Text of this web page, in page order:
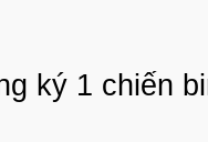
ký 1 chiến